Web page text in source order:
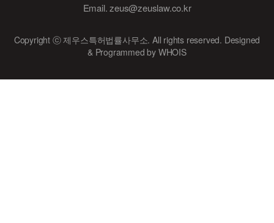
Email. zeus@zeuslaw.co.kr
Copyright ⓒ 제우스특허법률사무소. All rights reserved. Designed
& Programmed by WHOIS